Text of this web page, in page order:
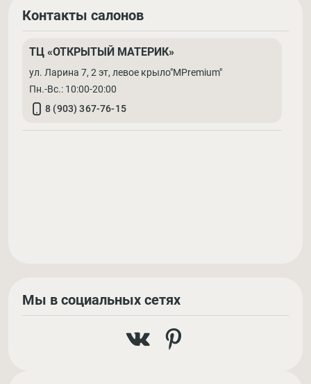
Контакты салонов
ТЦ «ОТКРЫТЫЙ МАТЕРИК»
ул. Ларина 7, 2 эт, левое крыло"MPremium"
Пн.-Вс.: 10:00-20:00
8 (903) 367-76-15
Мы в социальных сетях